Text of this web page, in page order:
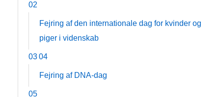
02
Fejring af den internationale dag for kvinder og
piger i videnskab
0304
Fejring af DNA-dag
05